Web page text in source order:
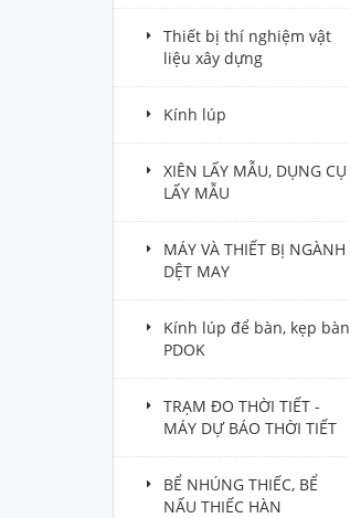
Thiết bị thí nghiệm vật
liệu xây dựng
Kính lúp
XIÊN LẤY MẪU, DỤNG CỤ
LẤY MẪU
MÁY VÀ THIẾT BỊ NGÀNH
DỆT MAY
Kính lúp để bàn, kẹp bàn
PDOK
TRẠM ĐO THỜI TIẾT -
MÁY DỰ BÁO THỜI TIẾT
BỂ NHÚNG THIẾC, BỂ
NẤU THIẾC HÀN